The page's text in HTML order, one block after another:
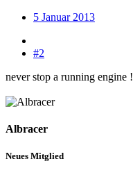
5 Januar 2013
#2
never stop a running engine !
Albracer
Neues Mitglied